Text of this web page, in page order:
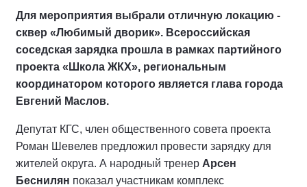
Для мероприятия выбрали отличную локацию -
сквер «Любимый дворик». Всероссийская
соседская зарядка прошла в рамках партийного
проекта «Школа ЖКХ», региональным
координатором которого является глава города
Евгений Маслов.
Депутат КГС, член общественного совета проекта
Роман Шевелев предложил провести зарядку для
жителей округа. А народный тренер Арсен
Беснилян показал участникам комплекс